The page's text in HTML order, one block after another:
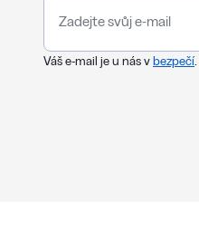
Váš e-mail je u nás vbezpečí